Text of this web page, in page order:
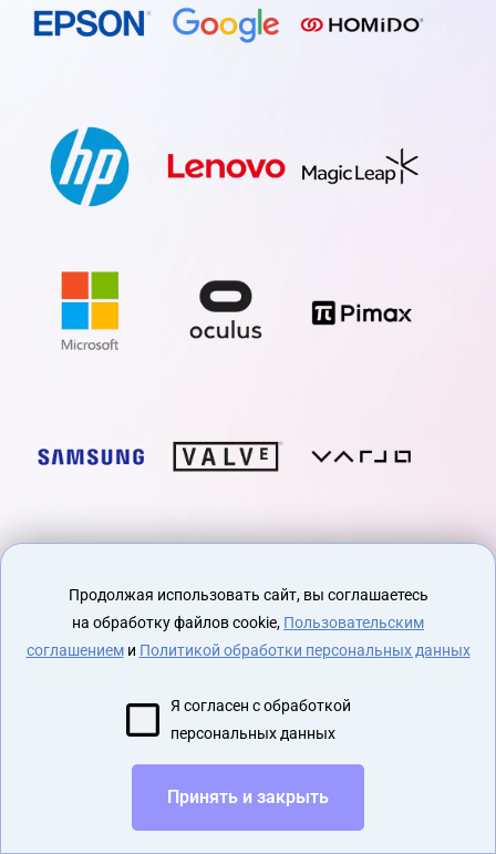
Продолжая использовать сайт, вы соглашаетесь
на обработку файлов cookie, Пользовательским
соглашениеми Политикой обработки персональных данных
Я согласен с обработкой
персональных данных
Принять и закрыть